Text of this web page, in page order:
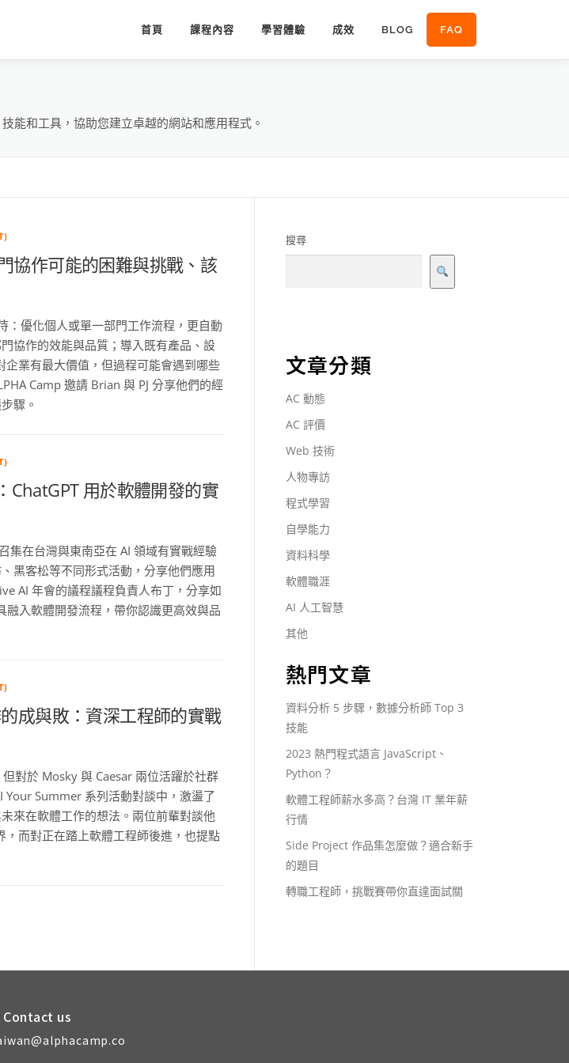
首頁 課程內容 學習體驗 成效 BLOG FAQ
能和工具，協助您建立卓越的網站和應用程式。
協作可能的困難與挑戰、該
：優化個人或單一部門工作流程，更自動
協作的效能與品質；導入既有產品、設
企業有最大價值，但過程可能會遇到哪些
Camp 邀請 Brian 與 PJ 分享他們的經
驟。
ChatGPT 用於軟體開發的實
集在台灣與東南亞在 AI 領域有實戰經驗
黑客松等不同形式活動，分享他們應用
AI 年會的議程議程負責人布丁，分享如
融入軟體開發流程，帶你認識更高效與品
成與敗：資深工程師的實戰
對於 Mosky 與 Caesar 兩位活躍於社群
Your Summer 系列活動對談中，激盪了
來在軟體工作的想法。兩位前輩對談他
，而對正在踏上軟體工程師後進，也提點
搜尋
文章分類
AC 動態
AC 評價
Web 技術
人物專訪
程式學習
自學能力
資料科學
軟體職涯
AI 人工智慧
其他
熱門文章
資料分析 5 步驟，數據分析師 Top 3
技能
2023 熱門程式語言 JavaScript、
Python？
軟體工程師薪水多高？台灣 IT 業年薪
行情
Side Project 作品集怎麼做？適合新手
的題目
轉職工程師，挑戰賽帶你直達面試關
Contact us